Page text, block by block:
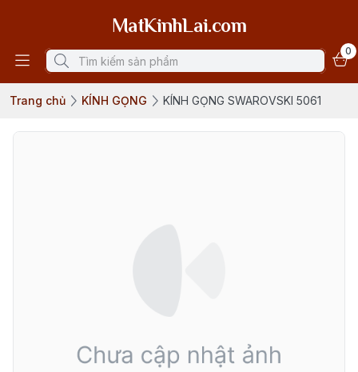
MatKinhLai.com
0
Trang chủ KÍNH GỌNG KÍNH GỌNG SWAROVSKI 5061